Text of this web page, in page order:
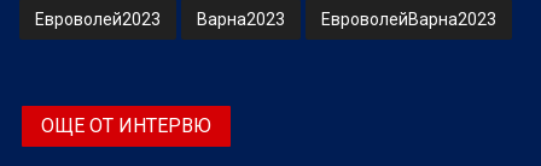
Евроволей2023 Варна2023 ЕвроволейВарна2023
ОЩЕ ОТ ИНТЕРВЮ